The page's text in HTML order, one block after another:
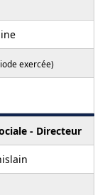
exercée)
- Directeur